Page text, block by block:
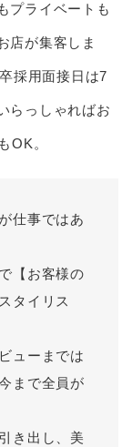
プライベートも
店が集客しま
採用面接日は7
らっしゃればお
OK。
仕事ではあ
【お客様の
タイリス
ューまでは
まで全員が
き出し、美